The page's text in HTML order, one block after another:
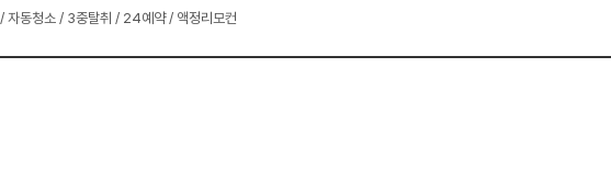
자동청소 / 3중탈취 / 24예약 / 액정리모컨